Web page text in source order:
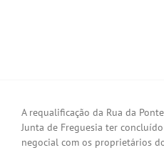
Image
A requalificação da Rua da
Junta de Freguesia ter
negocial com os proprietários